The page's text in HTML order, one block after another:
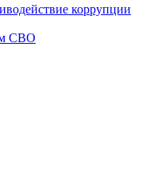
коррупции
СВО